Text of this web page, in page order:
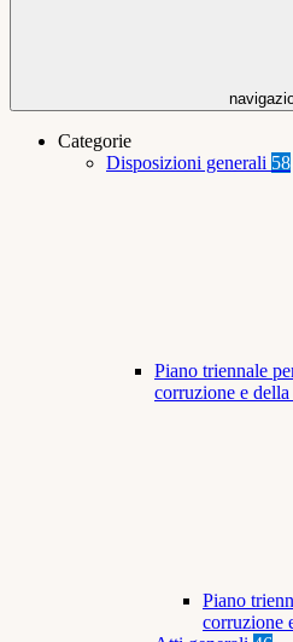
Categorie
Disposizioni generali 58
Piano triennale
corruzione e della
Piano
corruzione